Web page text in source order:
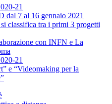
21
dal 7 al 16 gennaio 2021
classifica tra i primi 3 progetti
con INFN e La
21
e “Videomaking per la